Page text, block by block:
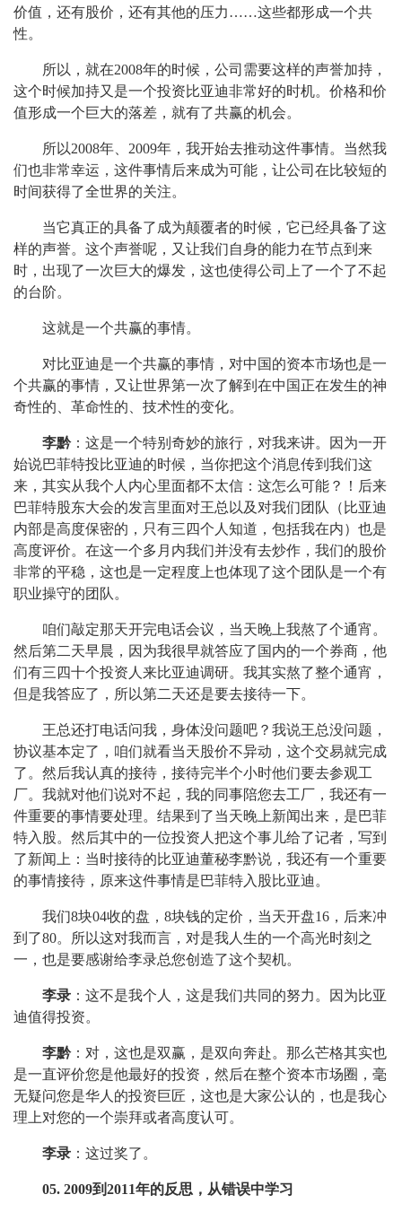
价值，还有股价，还有其他的压力……这些都形成一个共
性。
所以，就在2008年的时候，公司需要这样的声誉加持，
这个时候加持又是一个投资比亚迪非常好的时机。价格和价
值形成一个巨大的落差，就有了共赢的机会。
所以2008年、2009年，我开始去推动这件事情。当然我
们也非常幸运，这件事情后来成为可能，让公司在比较短的
时间获得了全世界的关注。
当它真正的具备了成为颠覆者的时候，它已经具备了这
样的声誉。这个声誉呢，又让我们自身的能力在节点到来
时，出现了一次巨大的爆发，这也使得公司上了一个了不起
的台阶。
这就是一个共赢的事情。
对比亚迪是一个共赢的事情，对中国的资本市场也是一
个共赢的事情，又让世界第一次了解到在中国正在发生的神
奇性的、革命性的、技术性的变化。
李黔：这是一个特别奇妙的旅行，对我来讲。因为一开
始说巴菲特投比亚迪的时候，当你把这个消息传到我们这
来，其实从我个人内心里面都不太信：这怎么可能？！后来
巴菲特股东大会的发言里面对王总以及对我们团队（比亚迪
内部是高度保密的，只有三四个人知道，包括我在内）也是
高度评价。在这一个多月内我们并没有去炒作，我们的股价
非常的平稳，这也是一定程度上也体现了这个团队是一个有
职业操守的团队。
咱们敲定那天开完电话会议，当天晚上我熬了个通宵。
然后第二天早晨，因为我很早就答应了国内的一个券商，他
们有三四十个投资人来比亚迪调研。我其实熬了整个通宵，
但是我答应了，所以第二天还是要去接待一下。
王总还打电话问我，身体没问题吧？我说王总没问题，
协议基本定了，咱们就看当天股价不异动，这个交易就完成
了。然后我认真的接待，接待完半个小时他们要去参观工
厂。我就对他们说对不起，我的同事陪您去工厂，我还有一
件重要的事情要处理。结果到了当天晚上新闻出来，是巴菲
特入股。然后其中的一位投资人把这个事儿给了记者，写到
了新闻上：当时接待的比亚迪董秘李黔说，我还有一个重要
的事情接待，原来这件事情是巴菲特入股比亚迪。
我们8块04收的盘，8块钱的定价，当天开盘16，后来冲
到了80。所以这对我而言，对是我人生的一个高光时刻之
一，也是要感谢给李录总您创造了这个契机。
李录 ：这不是我个人，这是我们共同的努力。因为比亚
迪值得投资。
李黔：对，这也是双赢，是双向奔赴。那么芒格其实也
是一直评价您是他最好的投资，然后在整个资本市场圈，毫
无疑问您是华人的投资巨匠，这也是大家公认的，也是我心
理上对您的一个崇拜或者高度认可。
李录 ：这过奖了。
05. 2009到2011年的反思，从错误中学习